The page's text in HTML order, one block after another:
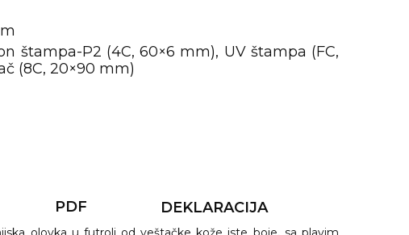
štampa-P2 (4C, 60×6 mm), UV štampa (FC,
(8C, 20×90 mm)
PDF DEKLARACIJA